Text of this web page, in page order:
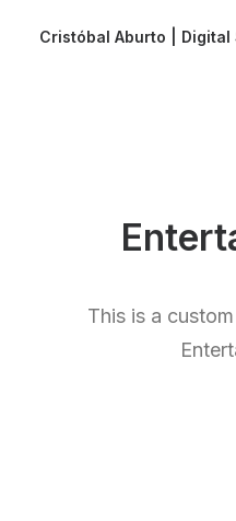
Cristóbal Aburto |
This is a